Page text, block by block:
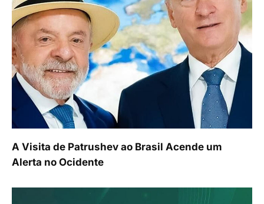
A Visita de Patrushev ao Brasil Acende um
Alerta no Ocidente